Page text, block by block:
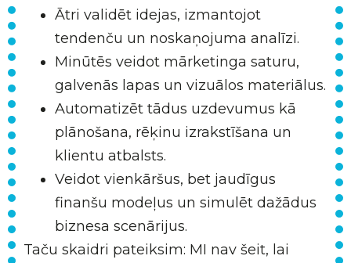
Ātri validēt idejas, izmantojot
tendenču un noskaņojuma analīzi.
Minūtēs veidot mārketinga saturu,
galvenās lapas un vizuālos materiālus.
Automatizēt tādus uzdevumus kā
plānošana, rēķinu izrakstīšana un
klientu atbalsts.
Veidot vienkāršus, bet jaudīgus
finanšu modeļus un simulēt dažādus
biznesa scenārijus.
Taču skaidri pateiksim: MI nav šeit, lai